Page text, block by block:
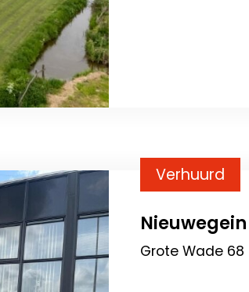
Verhuurd
Nieuwegein
Grote Wade 68